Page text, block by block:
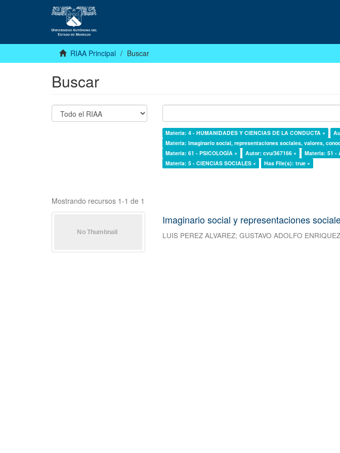
RIAA Principal Buscar
Buscar
Materia: 4 - HUMANIDADES Y CIENCIAS DE LA CONDUCTA ×
Materia: Imaginario social, representaciones sociales, valores,
Materia: 61 - PSICOLOGÍA ×
Autor: cvu/367166 ×
Materia: 51 -
Materia: 5 - CIENCIAS SOCIALES ×
Has File(s): true ×
Mostrando recursos 1-1 de 1
Imaginario social y representaciones
LUIS PEREZ ALVAREZ;GUSTAVO ADOLFO